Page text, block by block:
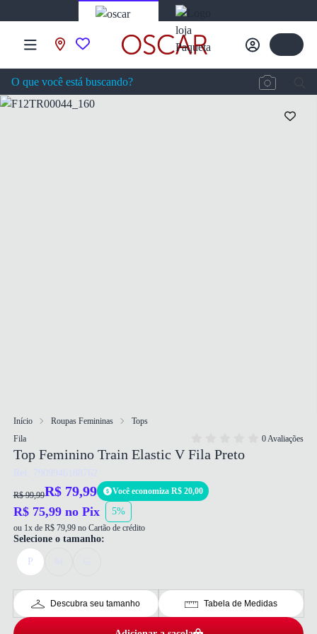
Início Roupas Femininas
Tops
Fila
0 Avaliações
Top Feminino Train Elastic V Fila Preto
Ref: 7909946188762
R$ 99,99R$ 79,99 Você economiza R$ 20,00
R$ 75,99 no Pix 5%
ou 1x de R$ 79,99 no Cartão de crédito
Selecione o tamanho:
P
Descubra seu tamanho Tabela de Medidas